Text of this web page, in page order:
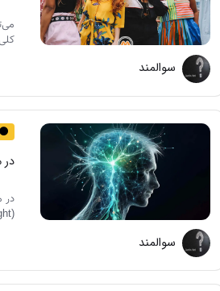
سوالمند
در
(fight or flight) شناخته می‌شود که به افراد کمک می‌کند تا ...
سوالمند